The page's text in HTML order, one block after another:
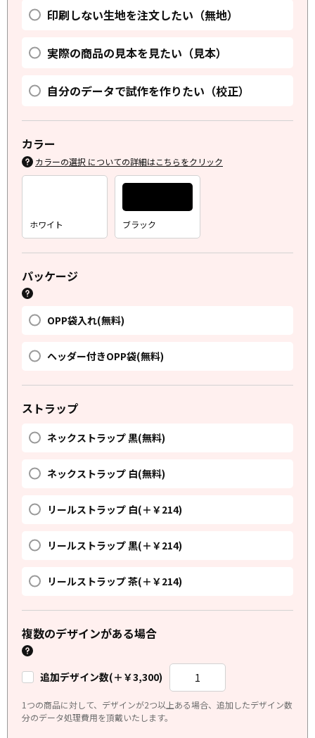
印刷しない生地を注文したい（無地）
実際の商品の見本を見たい（見本）
自分のデータで試作を作りたい（校正）
カラー
カラーの選択 についての詳細はこちらをクリック
ホワイト ブラック
パッケージ
OPP袋入れ(無料)
ヘッダー付きOPP袋(無料)
ストラップ
ネックストラップ 黒(無料)
ネックストラップ 白(無料)
リールストラップ 白(＋￥214)
リールストラップ 黒(＋￥214)
リールストラップ 茶(＋￥214)
複数のデザインがある場合
追加デザイン数(＋￥3,300)
1つの商品に対して、デザインが2つ以上ある場合、追加したデザイン数
分のデータ処理費用を頂戴いたします。